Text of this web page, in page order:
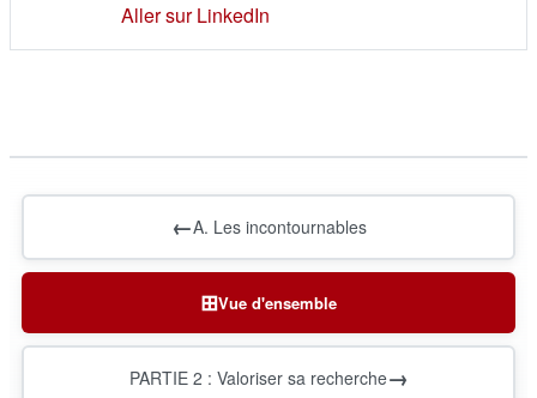
Aller sur LinkedIn
←A. Les incontournables
⊞Vue d'ensemble
PARTIE 2 : Valoriser sa recherche→